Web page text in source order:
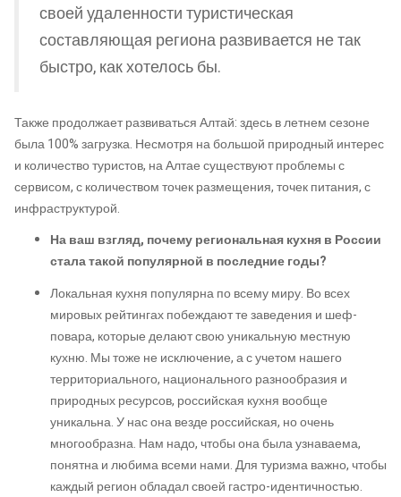
своей удаленности туристическая
составляющая региона развивается не так
быстро, как хотелось бы.
Также продолжает развиваться Алтай: здесь в летнем сезоне
была 100% загрузка. Несмотря на большой природный интерес
и количество туристов, на Алтае существуют проблемы с
сервисом, с количеством точек размещения, точек питания, с
инфраструктурой.
На ваш взгляд, почему региональная кухня в России
стала такой популярной в последние годы?
Локальная кухня популярна по всему миру. Во всех
мировых рейтингах побеждают те заведения и шеф-
повара, которые делают свою уникальную местную
кухню. Мы тоже не исключение, а с учетом нашего
территориального, национального разнообразия и
природных ресурсов, российская кухня вообще
уникальна. У нас она везде российская, но очень
многообразна. Нам надо, чтобы она была узнаваема,
понятна и любима всеми нами. Для туризма важно, чтобы
каждый регион обладал своей гастро-идентичностью.